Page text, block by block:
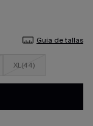
Guía de tallas
XL(44)